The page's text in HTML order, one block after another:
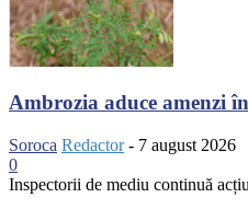
Ambrozia aduce amenzi
Soroca Redactor - 7 august 2026
0
Inspectorii de mediu continuă